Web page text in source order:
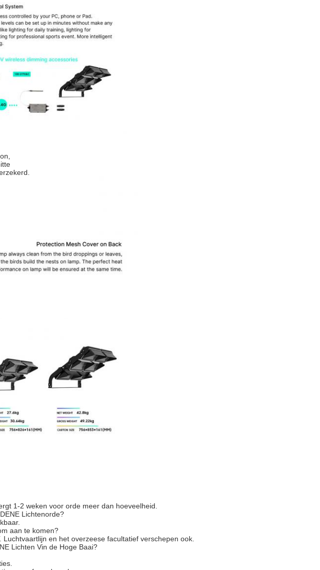
1-2 weken voor orde meer dan hoeveelheid.
Lichtenorde?
aan te komen?
en het overzeese facultatief verschepen ook.
Lichten Vin de Hoge Baai?